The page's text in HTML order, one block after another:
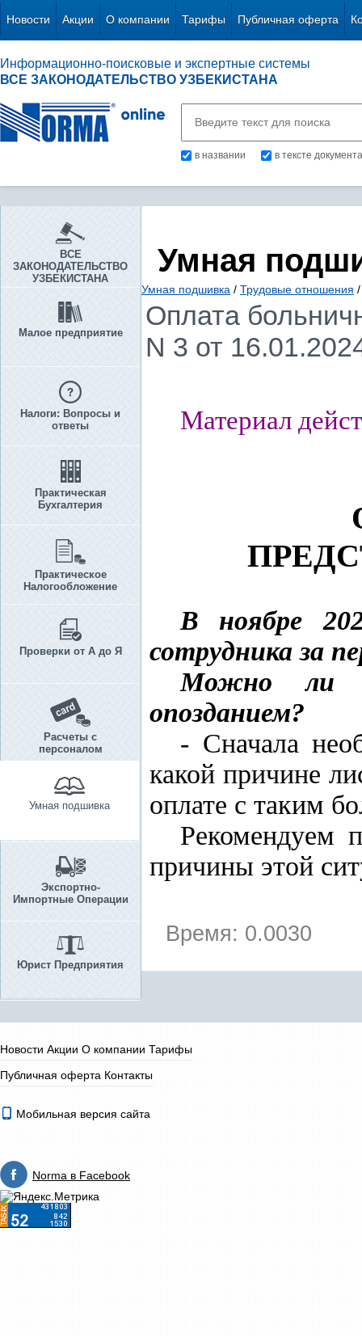
Новости Акции О компании Тарифы Публичная оферта
Информационно-поисковые и экспертные системы
ВСЕ ЗАКОНОДАТЕЛЬСТВО УЗБЕКИСТАНА
в названии в тексте документа
ВСЕ
ЗАКОНОДАТЕЛЬСТВО
УЗБЕКИСТАНА
Малое предприятие
Налоги: Вопросы и
ответы
Практическая
Бухгалтерия
Практическое
Налогообложение
Проверки от А до Я
Расчеты с
персоналом
Умная подшивка
Экспортно-
Импортные Операции
Юрист Предприятия
Умная
Умная подшивка / Трудовые отношения /
Оплата
N 3 от
Материал
В ноябре
сотрудника за
Можно ли
опозданием?
- Сначала
какой причине
оплате с таким
Рекомендуем
причины этой
Время: 0.0030
Новости Акции О компании Тарифы
Публичная оферта Контакты
Мобильная версия сайта
Norma в Facebook